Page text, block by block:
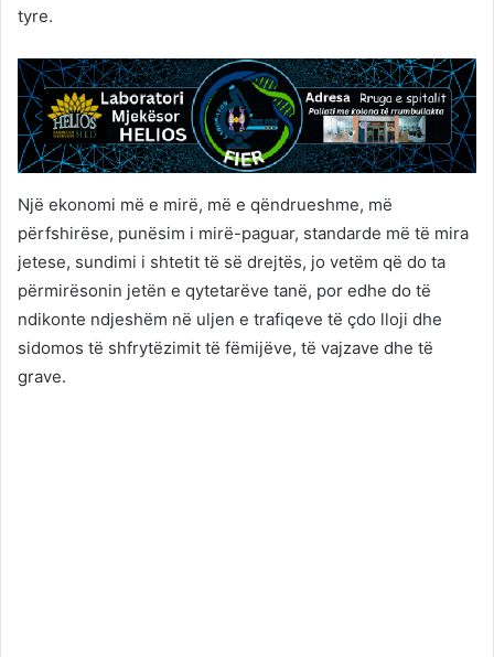
tyre.
Një ekonomi më e mirë, më e qëndrueshme, më
përfshirëse, punësim i mirë-paguar, standarde më të mira
jetese, sundimi i shtetit të së drejtës, jo vetëm që do ta
përmirësonin jetën e qytetarëve tanë, por edhe do të
ndikonte ndjeshëm në uljen e trafiqeve të çdo lloji dhe
sidomos të shfrytëzimit të fëmijëve, të vajzave dhe të
grave.